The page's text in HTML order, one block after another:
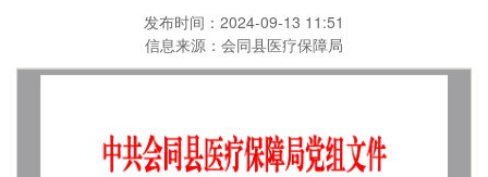
发布时间：2024-09-13 11:51
信息来源：会同县医疗保障局